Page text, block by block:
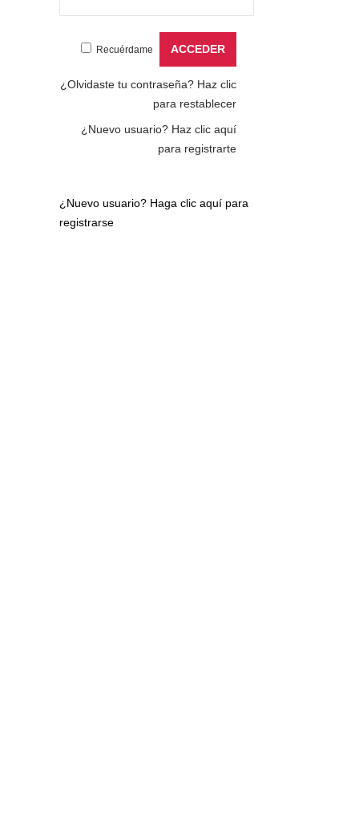
Recuérdame
¿Olvidaste tu contraseña? Haz clic
para restablecer
¿Nuevo usuario? Haz clic aquí
para registrarte
¿Nuevo usuario? Haga clic aquí para
registrarse